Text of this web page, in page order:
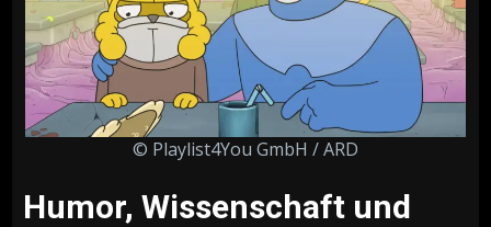
© Playlist4You GmbH / ARD
Humor, Wissenschaft und